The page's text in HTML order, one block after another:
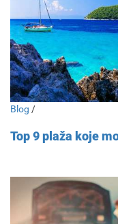
Blog /
Top 9 plaža koje